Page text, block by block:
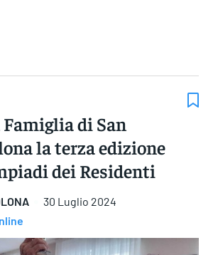
di San
la terza edizione
dei Residenti
30 Luglio 2024